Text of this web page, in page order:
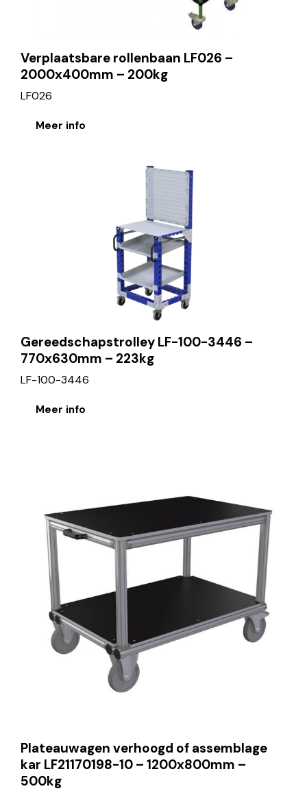
Verplaatsbare rollenbaan LF026 –
2000x400mm – 200kg
LF026
Meer info
Gereedschapstrolley LF-100-3446 –
770x630mm – 223kg
LF-100-3446
Meer info
Plateauwagen verhoogd of assemblage
kar LF21170198-10 – 1200x800mm –
500kg